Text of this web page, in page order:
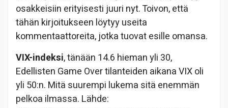
osakkeisiin erityisesti juuri nyt. Toivon, että
tähän kirjoitukseen löytyy useita
kommentaattoreita, jotka tuovat esille omansa.
VIX-indeksi, tänään 14.6 hieman yli 30,
Edellisten Game Over tilanteiden aikana VIX oli
yli 50:n. Mitä suurempi lukema sitä enemmän
pelkoa ilmassa. Lähde: